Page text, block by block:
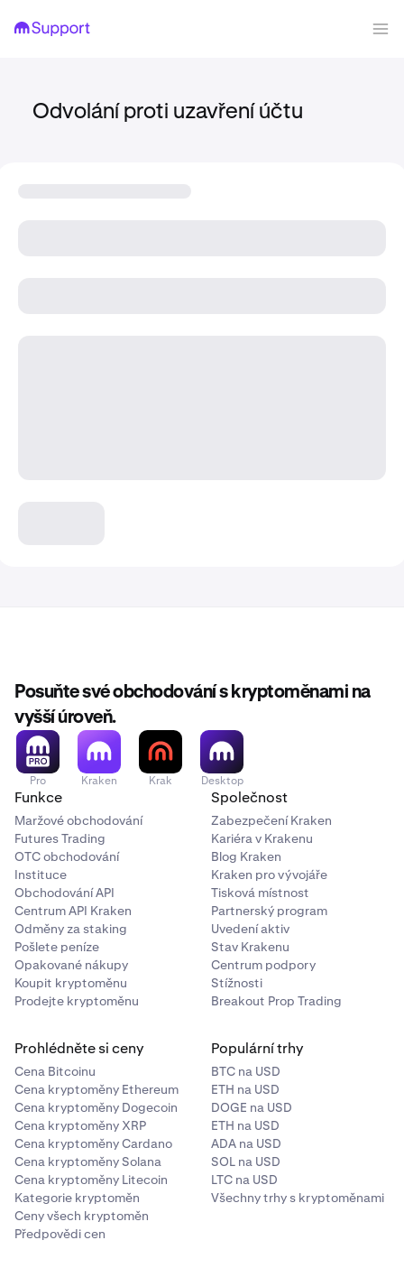
Odvolání proti uzavření účtu
Posuňte své obchodování s kryptoměnami na
vyšší úroveň.
Pro Kraken Krak Desktop
Funkce
Maržové obchodování
Futures Trading
OTC obchodování
Instituce
Obchodování API
Centrum API Kraken
Odměny za staking
Pošlete peníze
Opakované nákupy
Koupit kryptoměnu
Prodejte kryptoměnu
Společnost
Zabezpečení Kraken
Kariéra v Krakenu
Blog Kraken
Kraken pro vývojáře
Tisková místnost
Partnerský program
Uvedení aktiv
Stav Krakenu
Centrum podpory
Stížnosti
Breakout Prop Trading
Prohlédněte si ceny
Cena Bitcoinu
Cena kryptoměny Ethereum
Cena kryptoměny Dogecoin
Cena kryptoměny XRP
Cena kryptoměny Cardano
Cena kryptoměny Solana
Cena kryptoměny Litecoin
Kategorie kryptoměn
Ceny všech kryptoměn
Předpovědi cen
Populární trhy
BTC na USD
ETH na USD
DOGE na USD
ETH na USD
ADA na USD
SOL na USD
LTC na USD
Všechny trhy s kryptoměnami